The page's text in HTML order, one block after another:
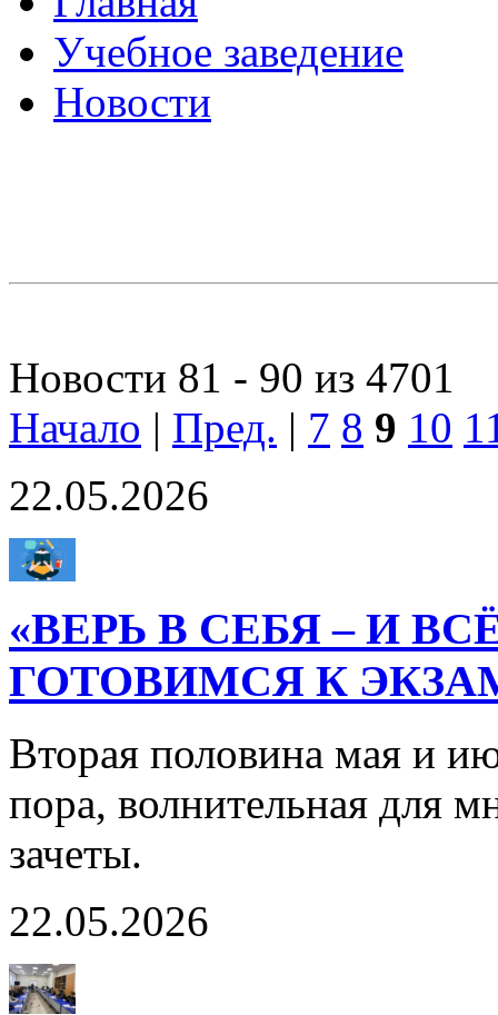
Учебное заведение
Новости
Новости 81 - 90 из 4701
Начало | Пред. | 7 8 9 10
22.05.2026
«ВЕРЬ В СЕБЯ – И
ГОТОВИМСЯ К
Вторая половина мая и
пора, волнительная для
зачеты.
22.05.2026